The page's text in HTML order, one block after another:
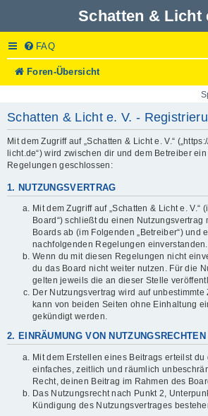
Schatten & Licht
FAQ
Foren-Übersicht
Schatten & Licht e. V. -
Mit dem Zugriff auf „Schatten & Licht e. V.“
licht.de“) wird zwischen dir und dem Betreiber
Regelungen geschlossen:
1. NUTZUNGSVERTRAG
Mit dem Zugriff auf „Schatten & Licht e. V.“
Board“) schließt du einen Nutzungsvertrag
Boards ab (im Folgenden „Betreiber“) und
nachfolgenden Regelungen einverstanden.
Wenn du mit diesen Regelungen nicht
du das Board nicht weiter nutzen. Für die
gelten jeweils die an dieser Stelle
Der Nutzungsvertrag wird auf unbestimmte
kann von beiden Seiten ohne Einhaltung
gekündigt werden.
2. EINRÄUMUNG VON NUTZUNGSRECHTEN
Mit dem Erstellen eines Beitrags erteilst du
einfaches, zeitlich und räumlich
Recht, deinen Beitrag im Rahmen des
Das Nutzungsrecht nach Punkt 2,
Kündigung des Nutzungsvertrages